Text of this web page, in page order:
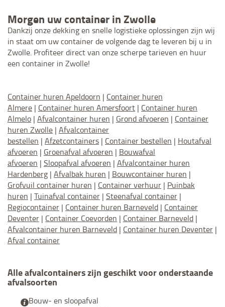
Morgen uw container in Zwolle
Dankzij onze dekking en snelle logistieke oplossingen zijn wij
in staat om uw container de volgende dag te leveren bij u in
Zwolle. Profiteer direct van onze scherpe tarieven en huur
een container in Zwolle!
Container huren Apeldoorn | Container huren
Almere | Container huren Amersfoort | Container huren
Almelo | Afvalcontainer huren | Grond afvoeren | Container
huren Zwolle | Afvalcontainer
bestellen | Afzetcontainers | Container bestellen | Houtafval
afvoeren | Groenafval afvoeren | Bouwafval
afvoeren | Sloopafval afvoeren | Afvalcontainer huren
Hardenberg | Afvalbak huren | Bouwcontainer huren |
Grofvuil container huren | Container verhuur | Puinbak
huren | Tuinafval container | Steenafval container |
Regiocontainer | Container huren Barneveld | Container
Deventer | Container Coevorden | Container Barneveld |
Afvalcontainer huren Barneveld | Container huren Deventer |
Afval container
Alle afvalcontainers zijn geschikt voor onderstaande
afvalsoorten
Bouw- en sloopafval